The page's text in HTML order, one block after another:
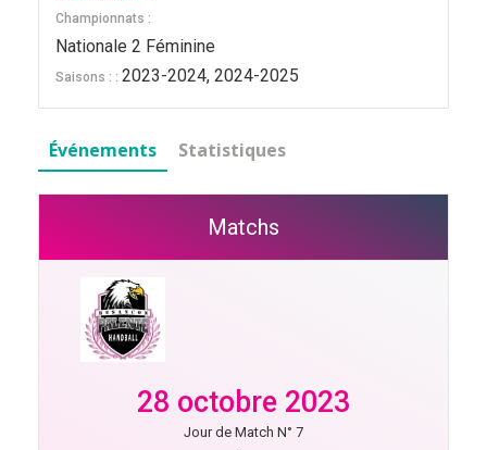
Championnats :
Nationale 2 Féminine
Saisons : : 2023-2024, 2024-2025
Événements Statistiques
Matchs
28 octobre 2023
Jour de Match N° 7